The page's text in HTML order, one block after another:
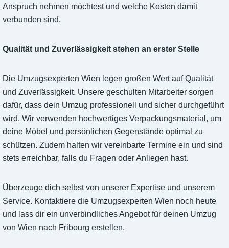
Anspruch nehmen möchtest und welche Kosten damit
verbunden sind.
Qualität und Zuverlässigkeit stehen an erster Stelle
Die Umzugsexperten Wien legen großen Wert auf Qualität
und Zuverlässigkeit. Unsere geschulten Mitarbeiter sorgen
dafür, dass dein Umzug professionell und sicher durchgeführt
wird. Wir verwenden hochwertiges Verpackungsmaterial, um
deine Möbel und persönlichen Gegenstände optimal zu
schützen. Zudem halten wir vereinbarte Termine ein und sind
stets erreichbar, falls du Fragen oder Anliegen hast.
Überzeuge dich selbst von unserer Expertise und unserem
Service. Kontaktiere die Umzugsexperten Wien noch heute
und lass dir ein unverbindliches Angebot für deinen Umzug
von Wien nach Fribourg erstellen.